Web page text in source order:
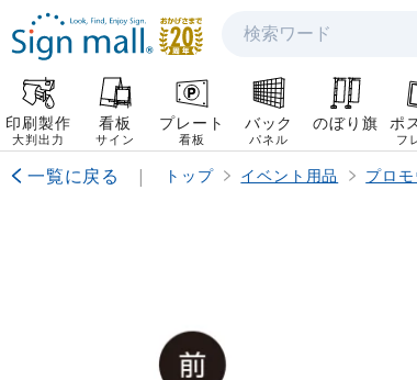
検索
印刷製作
大判出力
看板
サイン
プレート
看板
バック
パネル
のぼり旗 ポ
フ
一覧に戻る | トップ イベント用品 プロ